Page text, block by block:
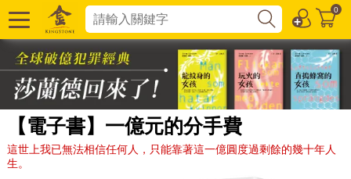
0
【電子書】一億元的分手費
這世上我已無法相信任何人，只能靠著這一億圓度過剩餘的幾十年人
生。